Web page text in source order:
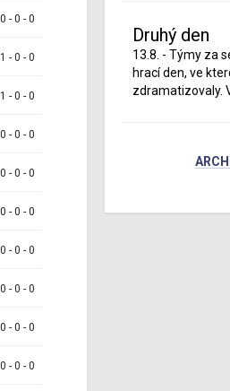
- 0 - 0
- 0 - 0
- 0 - 0
- 0 - 0
- 0 - 0
- 0 - 0
- 0 - 0
- 0 - 0
- 0 - 0
- 0 - 0
Druhý den
13.8. - Týmy za
hrací den, ve
zdramatizovaly.